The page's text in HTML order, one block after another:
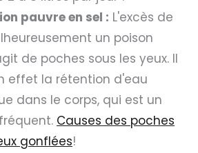
pauvre en sel : L'excès de
un poison
de poches sous les yeux. Il
effet la rétention d'eau
dans le corps, qui est un
Causes des poches
gonflées!